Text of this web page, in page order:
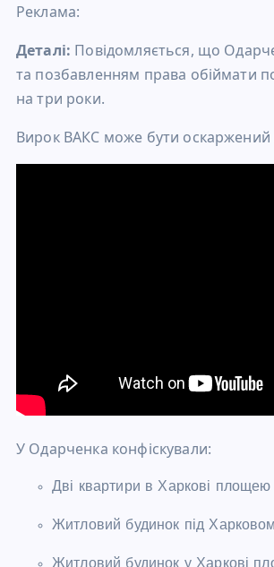
Реклама:
Деталі: Повідомляється, що
та позбавленням права обіймати
на три роки.
Вирок ВАКС може бути оскаржений
У Одарченка конфіскували:
Дві квартири в Харкові площею
Житловий будинок під
Житловий будинок у Харкові